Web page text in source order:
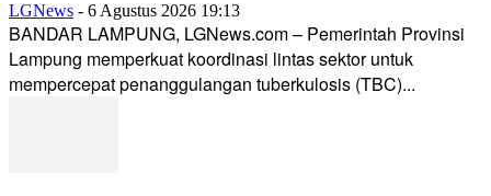
LGNews - 6 Agustus 2026 19:13
BANDAR LAMPUNG, LGNews.com – Pemerintah Provinsi
Lampung memperkuat koordinasi lintas sektor untuk
mempercepat penanggulangan tuberkulosis (TBC)...